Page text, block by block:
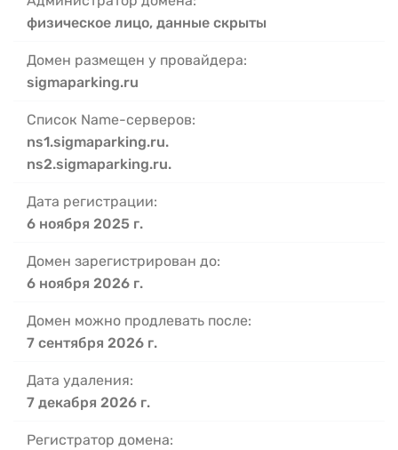
физическое лицо, данные скрыты
Домен размещен у провайдера:
sigmaparking.ru
Список Name-серверов:
ns1.sigmaparking.ru.
ns2.sigmaparking.ru.
Дата регистрации:
6 ноября 2025 г.
Домен зарегистрирован до:
6 ноября 2026 г.
Домен можно продлевать после:
7 сентября 2026 г.
Дата удаления:
7 декабря 2026 г.
Регистратор домена: